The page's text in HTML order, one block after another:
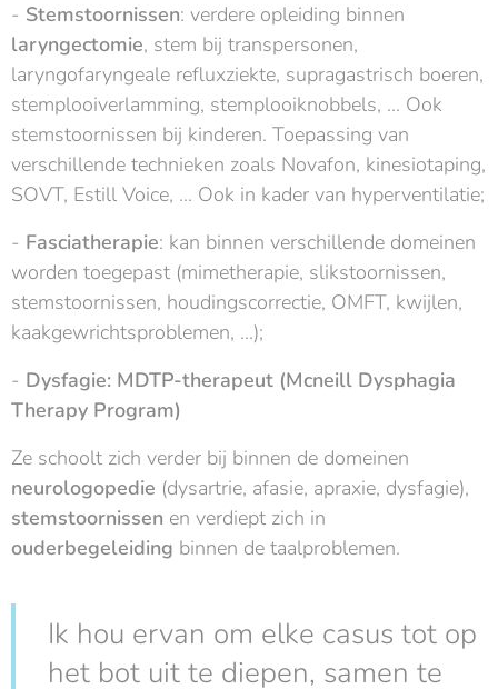
- Stemstoornissen: verdere opleiding binnen
laryngectomie, stem bij transpersonen,
laryngofaryngeale refluxziekte, supragastrisch boeren,
stemplooiverlamming, stemplooiknobbels, ... Ook
stemstoornissen bij kinderen. Toepassing van
verschillende technieken zoals Novafon, kinesiotaping,
SOVT, Estill Voice, ... Ook in kader van hyperventilatie;
- Fasciatherapie: kan binnen verschillende domeinen
worden toegepast (mimetherapie, slikstoornissen,
stemstoornissen, houdingscorrectie, OMFT, kwijlen,
kaakgewrichtsproblemen, ...);
- Dysfagie: MDTP-therapeut (Mcneill Dysphagia
Therapy Program)
Ze schoolt zich verder bij binnen de domeinen
neurologopedie (dysartrie, afasie, apraxie, dysfagie),
stemstoornissen en verdiept zich in
ouderbegeleiding binnen de taalproblemen.
Ik hou ervan om elke casus tot op
het bot uit te diepen, samen te